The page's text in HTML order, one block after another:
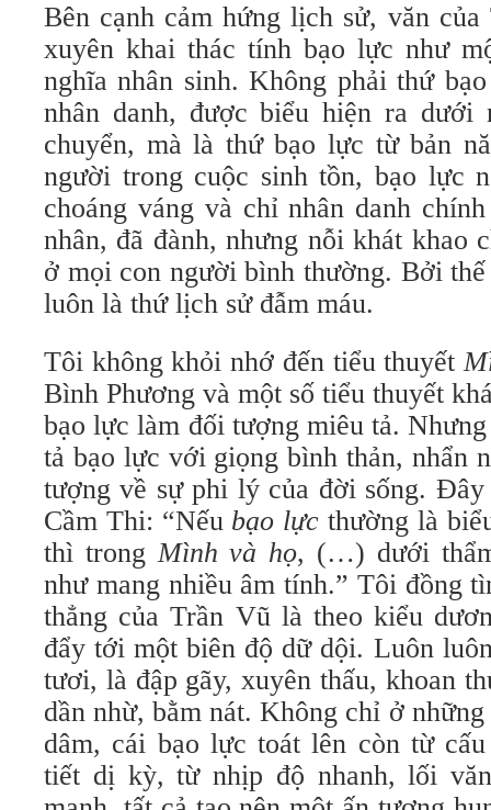
Bên cạnh cảm hứng lịch sử, văn
xuyên khai thác tính bạo lực như
nghĩa nhân sinh. Không phải thứ
nhân danh, được biểu hiện ra dưới
chuyển, mà là thứ bạo lực từ bản
người trong cuộc sinh tồn, bạo lực
choáng váng và chỉ nhân danh
nhân, đã đành, nhưng nỗi khát khao
ở mọi con người bình thường. Bởi
luôn là thứ lịch sử đẫm máu.
Tôi không khỏi nhớ đến tiểu thuyết
Bình Phương và một số tiểu thuyết
bạo lực làm đối tượng miêu tả.
tả bạo lực với giọng bình thản, nhẩn
tượng về sự phi lý của đời sống.
Cầm Thi: “Nếu bạo lực thường là
thì trongMình và họ, (…) dưới
như mang nhiều âm tính.” Tôi đồng
thẳng của Trần Vũ là theo kiểu
đẩy tới một biên độ dữ dội. Luôn
tươi, là đập gãy, xuyên thấu, khoan
dần nhừ, bằm nát. Không chỉ ở
dâm, cái bạo lực toát lên còn từ
tiết dị kỳ, từ nhịp độ nhanh, lối